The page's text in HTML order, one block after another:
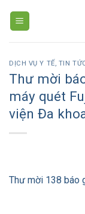
DỊCH VỤ Y TẾ, TIN
Thư mời
máy quét
viện Đa
Thư mời 138 báo